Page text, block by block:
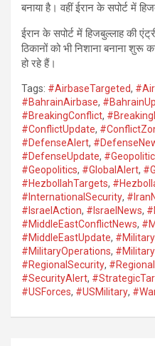
बनाया है। वहीं ईरान के सपोर्ट में
ईरान के सपोर्ट में हिजबुल्लाह की
ठिकानों को भी निशाना बनाना शुरू
हो रहे हैं।
Tags: #AirbaseTargeted,
#BahrainAirbase,
#BreakingConflict,
#ConflictUpdate,
#DefenseAlert,
#DefenseUpdate,
#Geopolitics, #GlobalAlert,
#HezbollahTargets,
#InternationalSecurity,
#IsraelAction, #IsraelNews,
#MiddleEastConflictNews,
#MiddleEastUpdate,
#MilitaryOperations,
#RegionalSecurity,
#SecurityAlert,
#USForces, #USMilitary,